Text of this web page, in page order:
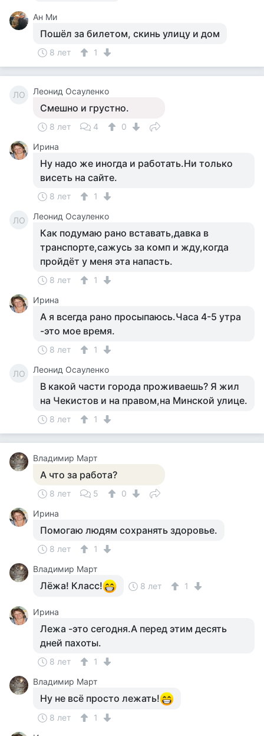
Ан Ми
Пошёл за билетом, скинь улицу и дом
8 лет 1
ЛО Леонид Осауленко
Смешно и грустно.
8 лет 4
0
Ирина
Ну надо же иногда и работать.Ни только
висеть на сайте.
8 лет 1
ЛО Леонид Осауленко
Как подумаю рано вставать,давка в
транспорте,сажусь за комп и жду,когда
пройдёт у меня эта напасть.
8 лет
1
Ирина
А я всегда рано просыпаюсь.Часа 4-5 утра
-это мое время.
8 лет 1
ЛО Леонид Осауленко
В какой части города проживаешь? Я жил
на Чекистов и на правом,на Минской улице.
8 лет 1
Владимир Март
А что за работа?
8 лет 5
0
Ирина
Помогаю людям сохранять здоровье.
8 лет
1
Владимир Март
Лёжа! Класс! 8 лет 1
Ирина
Лежа -это сегодня.А перед этим десять
дней пахоты.
8 лет
1
Владимир Март
Ну не всё просто лежать!
8 лет
1